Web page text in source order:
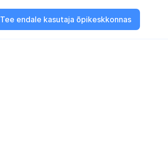
Tee endale kasutaja õpikeskkonnas